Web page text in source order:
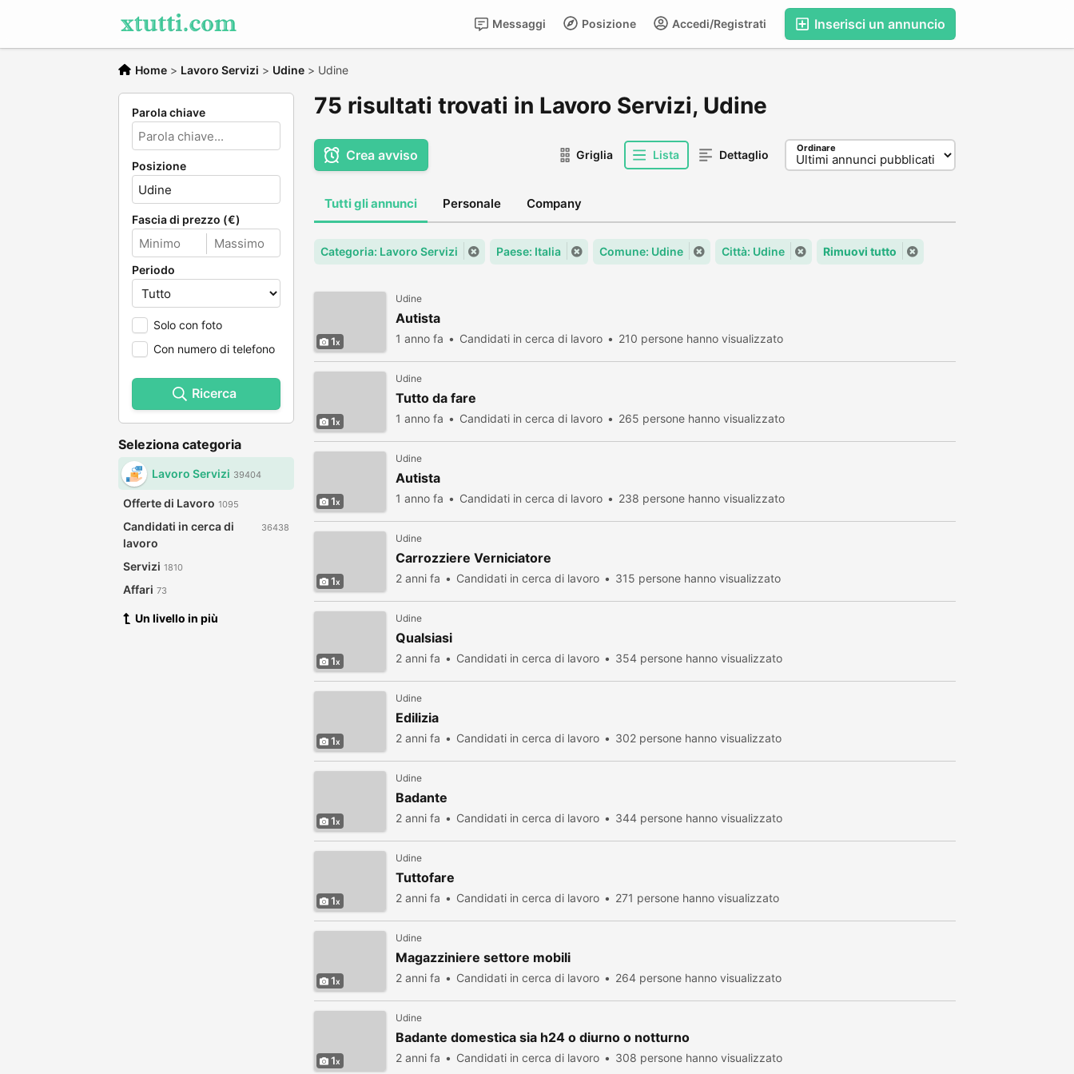
Inserisci un annuncio
Accedi/Registrati
Posizione
Messaggi
Home > Lavoro Servizi > Udine > Udine
Parola chiave
Posizione
Fascia di prezzo (€)
Periodo
Solo con foto
Con numero di telefono
Ricerca
Seleziona categoria
Lavoro Servizi 39404
Offerte di Lavoro 1095
Candidati in cerca di
lavoro
36438
Servizi 1810
Affari 73
Un livello in più
75 risultati trovati in Lavoro Servizi, Udine
Crea avviso Griglia Lista Dettaglio Ordinare
Tutti gli annunci Personale Company
Categoria: Lavoro Servizi Paese: Italia Comune: Udine Città: Udine Rimuovi tutto
1
Udine
Autista
1 anno fa Candidati in cerca di lavoro 210 persone hanno visualizzato
1
Udine
Tutto da fare
1 anno fa Candidati in cerca di lavoro 265 persone hanno visualizzato
1
Udine
Autista
1 anno fa Candidati in cerca di lavoro 238 persone hanno visualizzato
1
Udine
Carrozziere Verniciatore
2 anni fa Candidati in cerca di lavoro 315 persone hanno visualizzato
1
Udine
Qualsiasi
2 anni fa Candidati in cerca di lavoro 354 persone hanno visualizzato
1
Udine
Edilizia
2 anni fa Candidati in cerca di lavoro 302 persone hanno visualizzato
1
Udine
Badante
2 anni fa Candidati in cerca di lavoro 344 persone hanno visualizzato
1
Udine
Tuttofare
2 anni fa Candidati in cerca di lavoro 271 persone hanno visualizzato
1
Udine
Magazziniere settore mobili
2 anni fa Candidati in cerca di lavoro 264 persone hanno visualizzato
1
Udine
Badante domestica sia h24 o diurno o notturno
2 anni fa Candidati in cerca di lavoro 308 persone hanno visualizzato